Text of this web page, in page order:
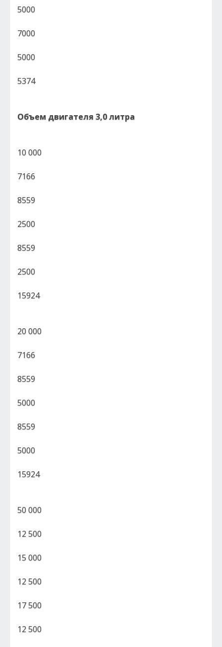
5000
7000
5000
5374
Объем двигателя 3,0 литра
10 000
7166
8559
2500
8559
2500
15924
20 000
7166
8559
5000
8559
5000
15924
50 000
12 500
15 000
12 500
17 500
12 500